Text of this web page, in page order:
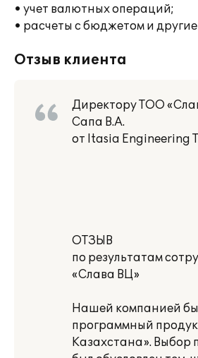
• учет валютных операций;
• расчеты с бюджетом и другие
Отзыв клиента
Директору ТОО
Сапа В.А.
от Itasia Engineering
ОТЗЫВ
по результатам
«Слава ВЦ»
Нашей компанией
программный
Казахстана». Выбор